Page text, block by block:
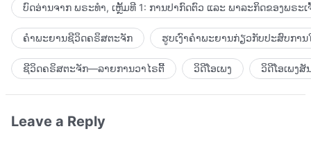
ບົດອ່ານຈາກ ພຣະທຳ, ເຫຼັ້ມທີ 1: ການປາກົດຕົວ ແລະ ພາລະກິດຂອງພຣະເ
ຄຳພະຍານຊີວິດຄຣິສຕະຈັກ ຮູບເງົາຄຳພະຍານກ່ຽວກັບປະສົບກາ
ຊີວິດຄຣິສຕະຈັກ—ລາຍການວາໄຣຕີ້ ວິດີໂອເພງ ວິດີໂອເພງສັ
Leave a Reply